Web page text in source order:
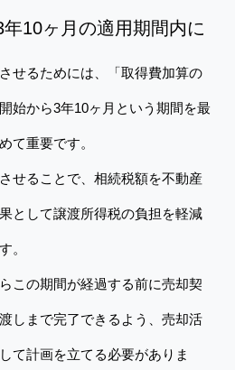
10ヶ月の適用期間内に
せるためには、「取得費加算の
始から3年10ヶ月という期間を最
て重要です。
せることで、相続税額を不動産
として譲渡所得税の負担を軽減
。
この期間が経過する前に売却契
しまで完了できるよう、売却活
て計画を立てる必要がありま